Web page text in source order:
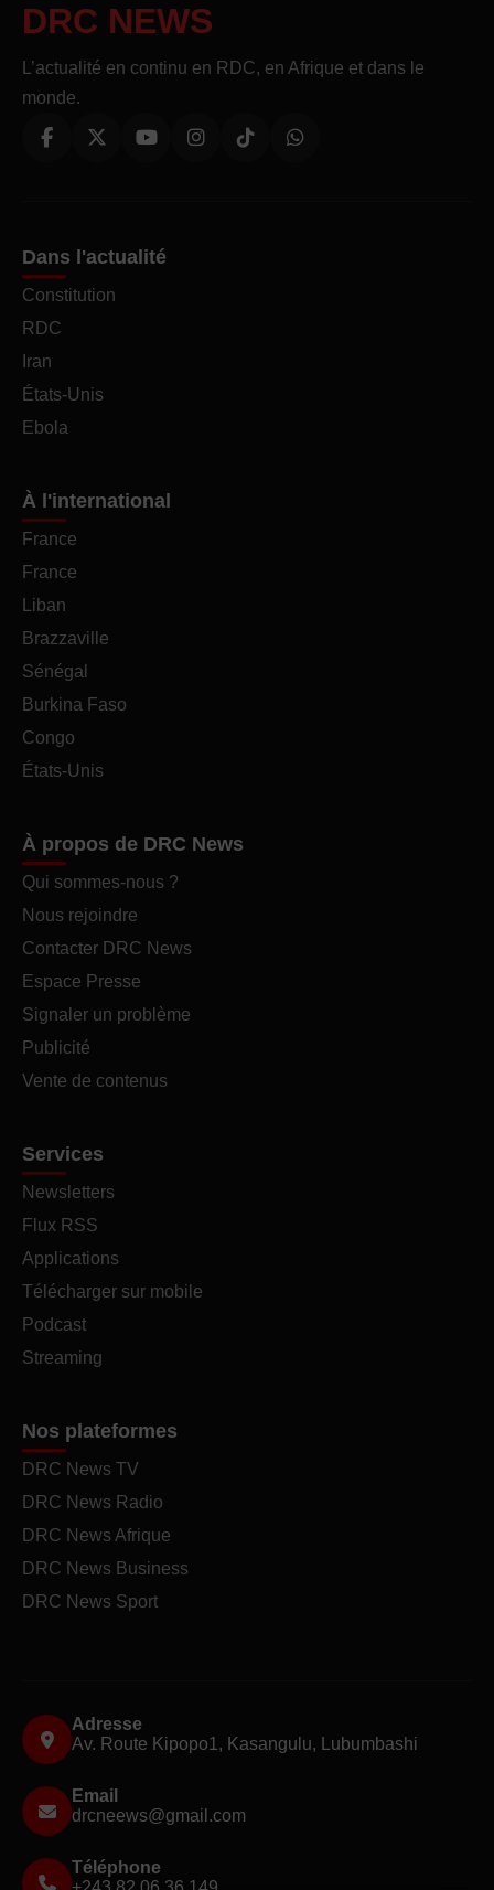
DRC NEWS
L’actualité en continu en RDC, en Afrique et dans le
monde.
Dans l'actualité
Constitution
RDC
Iran
États-Unis
Ebola
À l'international
France
France
Liban
Brazzaville
Sénégal
Burkina Faso
Congo
États-Unis
À propos de DRC News
Qui sommes-nous ?
Nous rejoindre
Contacter DRC News
Espace Presse
Signaler un problème
Publicité
Vente de contenus
Services
Newsletters
Flux RSS
Applications
Télécharger sur mobile
Podcast
Streaming
Nos plateformes
DRC News TV
DRC News Radio
DRC News Afrique
DRC News Business
DRC News Sport
Adresse
Av. Route Kipopo1, Kasangulu, Lubumbashi
Email
drcneews@gmail.com
Téléphone